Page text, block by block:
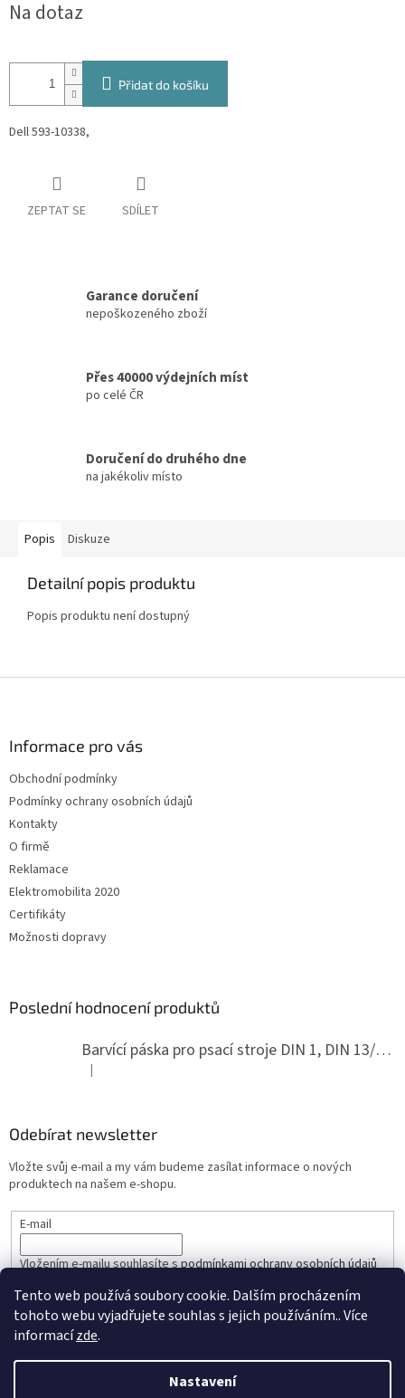
Tento web používá soubory cookie. Dalším procházením
tohoto webu vyjadřujete souhlas s jejich používáním.. Více
informacízde.
Nastavení
cena:
Na dotaz
Přidat do košíku
Dell 593-10338,
ZEPTAT SE SDÍLET
Garance doručení
nepoškozeného zboží
Přes 40000 výdejních míst
po celé ČR
Doručení do druhého dne
na jakékoliv místo
Popis Diskuze
Detailní popis produktu
Popis produktu není dostupný
Informace pro vás
Obchodní podmínky
Podmínky ochrany osobních údajů
Kontakty
O firmě
Reklamace
Elektromobilita 2020
Certifikáty
Možnosti dopravy
Poslední hodnocení produktů
Barvící páska pro psací stroje DIN 1, DIN 13/10, LAND, PA červenočerná
Hodnocení produktu je 5 z 5 hvězdiček.
|
Odebírat newsletter
Vložte svůj e-mail a my vám budeme zasílat informace o nových
produktech na našem e-shopu.
E-mail
Vložením e-mailu souhlasíte spodmínkami ochrany osobních údajů
PŘIHLÁSIT SE
Vytvořil Shoptet